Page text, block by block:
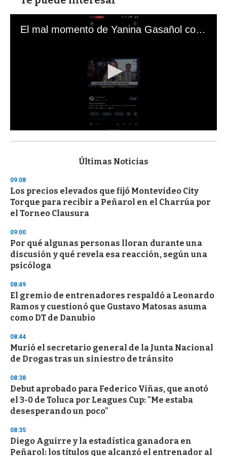
El mal momento de Yanina Gasañol con un hincha argentino en "Subrayado"
s
d
s
o
f
3
s
e
c
o
n
d
Últimas Noticias
09:08
Los precios elevados que fijó Montevideo City
Torque para recibir a Peñarol en el Charrúa por
el Torneo Clausura
09:00
Por qué algunas personas lloran durante una
discusión y qué revela esa reacción, según una
psicóloga
08:49
El gremio de entrenadores respaldó a Leonardo
Ramos y cuestionó que Gustavo Matosas asuma
como DT de Danubio
08:44
Murió el secretario general de la Junta Nacional
de Drogas tras un siniestro de tránsito
08:38
Debut aprobado para Federico Viñas, que anotó
el 3-0 de Toluca por Leagues Cup: "Me estaba
desesperando un poco"
08:35
Diego Aguirre y la estadística ganadora en
Peñarol: los títulos que alcanzó el entrenador al